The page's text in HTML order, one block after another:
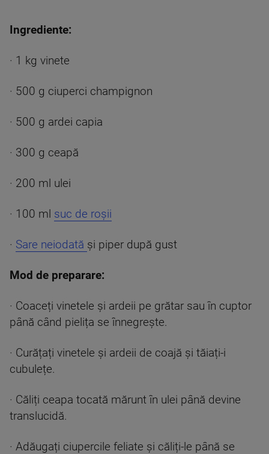
Ingrediente:
· 1 kg vinete
· 500 g ciuperci champignon
· 500 g ardei capia
· 300 g ceapă
· 200 ml ulei
· 100 ml suc de roșii
· Sare neiodată și piper după gust
Mod de preparare:
· Coaceți vinetele și ardeii pe grătar sau în cuptor
până când pielița se înnegrește.
· Curățați vinetele și ardeii de coajă și tăiați-i
cubulețe.
· Căliți ceapa tocată mărunt în ulei până devine
translucidă.
· Adăugați ciupercile feliate și căliți-le până se